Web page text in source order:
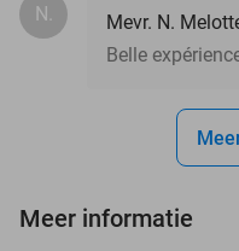
N.
Mevr. N.
Belle
Meer informatie